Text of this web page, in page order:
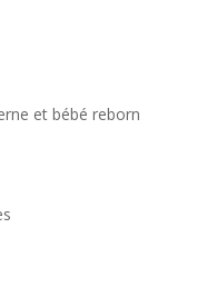
et bébé reborn